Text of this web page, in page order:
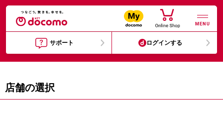
MENU
サポート ログインする
店舗の選択